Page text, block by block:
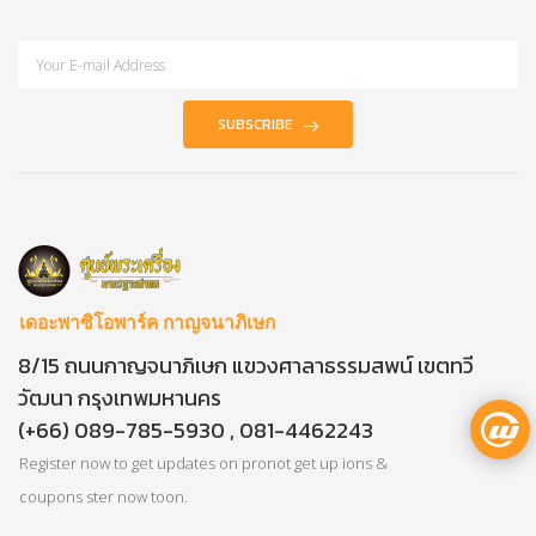
SUBSCRIBE
เดอะพาซิโอพาร์ค กาญจนาภิเษก
8/15 ถนนกาญจนาภิเษก แขวงศาลาธรรมสพน์ เขตทวี
วัฒนา กรุงเทพมหานคร
(+66) 089-785-5930 , 081-4462243
Register now to get updates on pronot get up ions &
coupons ster now toon.